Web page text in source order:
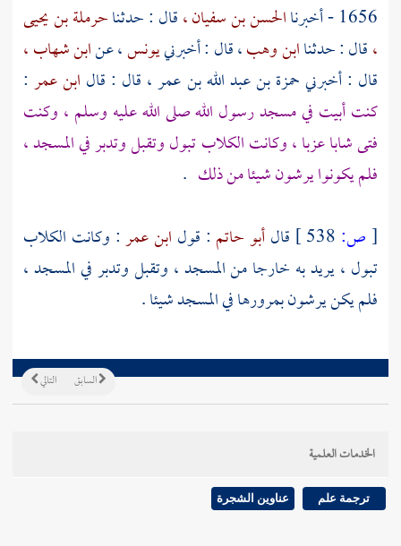
1656 - أخبرنا
الحسن بن سفيان ،قال : حدثناحرملة بن يحيى
،قال : حدثناابن وهب، قال : أخبرنييونس، عنابن شهاب ،
قال : أخبرنيحمزة بن عبد الله بن عمر، قال : قال ابن عمر :
كنت أبيت في مسجد رسول الله صلى الله عليه وسلم ، وكنت
فتى شابا عزبا ، وكانت الكلاب تبول وتقبل وتدبر في المسجد ،
فلم يكونوا يرشون شيئا من ذلك .
[ص: قالأبو حاتم : قول ابن عمر: وكانت الكلاب
تبول ، يريد به خارجا من المسجد ، وتقبل وتدبر في المسجد ،
فلم يكن يرشون بمرورها في المسجد شيئا .
التالي السابق
الخدمات العلمية
ترجمة علم عناوين الشجرة